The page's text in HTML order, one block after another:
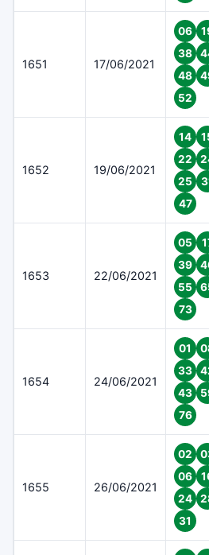
1651 17/06/2021
06
38
48
52
1652 19/06/2021
14
22
25
47
1653 22/06/2021
05
39
55
73
1654 24/06/2021
01
33
43
76
1655 26/06/2021
02
06
24
31